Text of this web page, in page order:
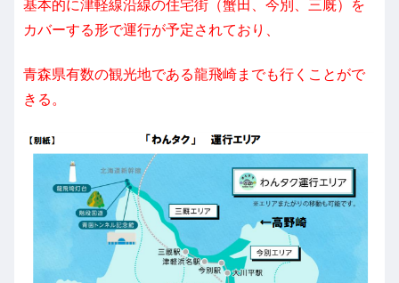
基本的に津軽線沿線の住宅街（蟹田、今別、三厩）を
カバーする形で運行が予定されており、
青森県有数の観光地である龍飛崎までも行くことがで
きる。